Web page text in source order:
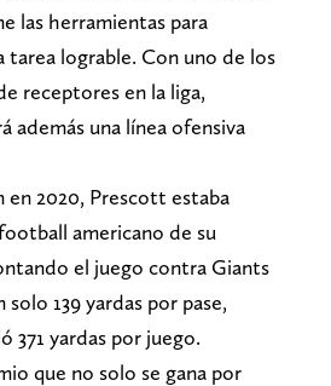
las herramientas para
tarea lograble. Con uno de los
receptores en la liga,
además una línea ofensiva
en 2020, Prescott estaba
americano de su
el juego contra Giants
139 yardas por pase,
371 yardas por juego.
que no solo se gana por